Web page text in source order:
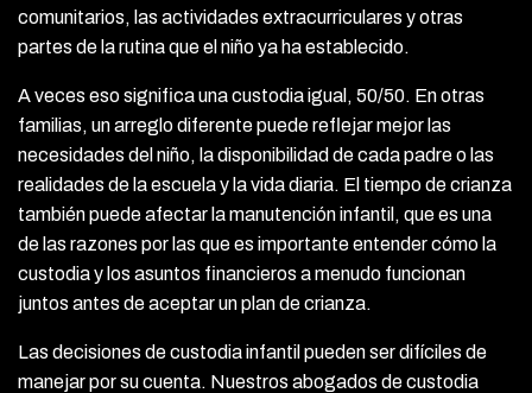
comunitarios, las actividades extracurriculares y otras
partes de la rutina que el niño ya ha establecido.
A veces eso significa una custodia igual, 50/50. En otras
familias, un arreglo diferente puede reflejar mejor las
necesidades del niño, la disponibilidad de cada padre o las
realidades de la escuela y la vida diaria. El tiempo de crianza
también puede afectar la manutención infantil, que es una
de las razones por las que es importante entender cómo la
custodia y los asuntos financieros a menudo funcionan
juntos antes de aceptar un plan de crianza.
Las decisiones de custodia infantil pueden ser difíciles de
manejar por su cuenta. Nuestros abogados de custodia